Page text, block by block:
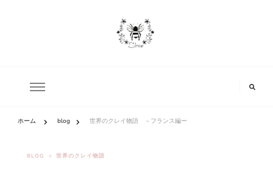
ホーム blog 世界のクレイ物語 －フランス編ー
BLOG 世界のクレイ物語